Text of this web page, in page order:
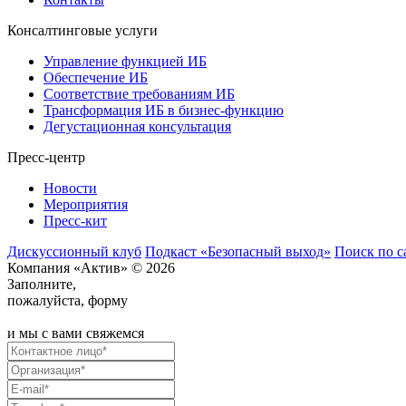
Консалтинговые услуги
Управление функцией ИБ
Обеспечение ИБ
Соответствие требованиям ИБ
Трансформация ИБ в бизнес-функцию
Дегустационная консультация
Пресс-центр
Новости
Мероприятия
Пресс-кит
Дискуссионный клуб Подкаст «Безопасный выход» Поиск по
Компания «Актив» © 2026
Заполните,
пожалуйста, форму
и мы с вами свяжемся